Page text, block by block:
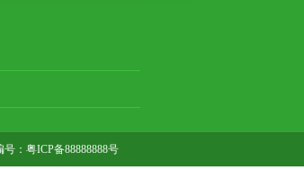
： 粤ICP备88888888号